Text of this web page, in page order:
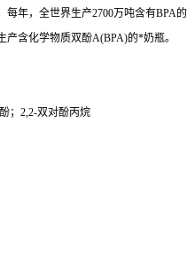
每年，全世界生产2700万吨含有
产含化学物质双酚A(BPA)的*奶瓶。
；2,2-双对酚丙烷